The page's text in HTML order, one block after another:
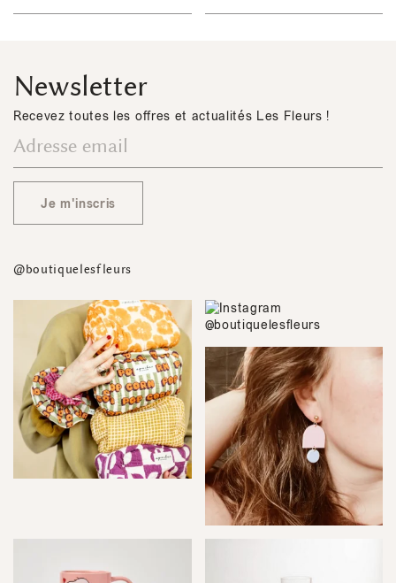
Newsletter
Recevez toutes les offres et actualités Les Fleurs !
Je m'inscris
@boutiquelesfleurs